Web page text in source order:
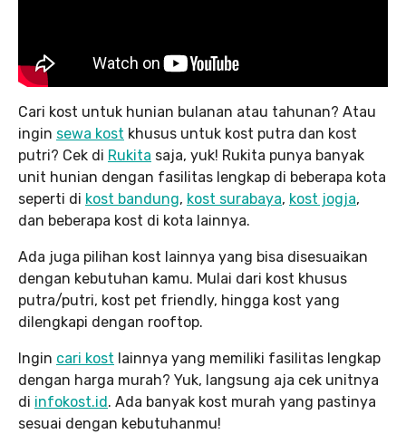
Cari kost untuk hunian bulanan atau tahunan? Atau
ingin sewa kost khusus untuk kost putra dan kost
putri? Cek di Rukita saja, yuk! Rukita punya banyak
unit hunian dengan fasilitas lengkap di beberapa kota
seperti di kost bandung, kost surabaya, kost jogja,
dan beberapa kost di kota lainnya.
Ada juga pilihan kost lainnya yang bisa disesuaikan
dengan kebutuhan kamu. Mulai dari kost khusus
putra/putri, kost pet friendly, hingga kost yang
dilengkapi dengan rooftop.
Ingin cari kost lainnya yang memiliki fasilitas lengkap
dengan harga murah? Yuk, langsung aja cek unitnya
di infokost.id . Ada banyak kost murah yang pastinya
sesuai dengan kebutuhanmu!